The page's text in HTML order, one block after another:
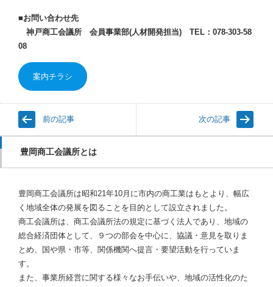
■お問い合わせ先
神戸商工会議所 会員事業部(人材開発担当) TEL：078-303-58
08
案内チラシ
前の記事 次の記事
豊岡商工会議所とは
豊岡商工会議所は昭和21年10月に市内の商工業はもとより、幅広
く地域全体の発展を図ることを目的として設立されました。
商工会議所は、商工会議所法の規定に基づく法人であり、地域の
総合経済団体として、９つの部会を中心に、協議・意見を取りま
とめ、国や県・市等、関係機関へ提言・要望活動を行っていま
す。
また、事業所経営に関する様々なお手伝いや、地域の活性化のた